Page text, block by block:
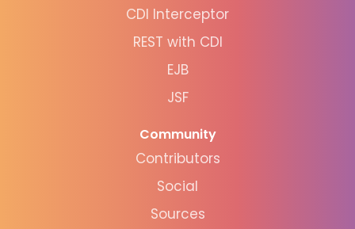
CDI Interceptor
REST with CDI
EJB
JSF
Community
Contributors
Social
Sources